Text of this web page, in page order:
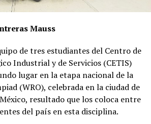
Mauss
de tres estudiantes del Centro de
Industrial y de Servicios (CETIS)
lugar en la etapa nacional de la
(WRO), celebrada en la ciudad de
resultado que los coloca entre
del país en esta disciplina.